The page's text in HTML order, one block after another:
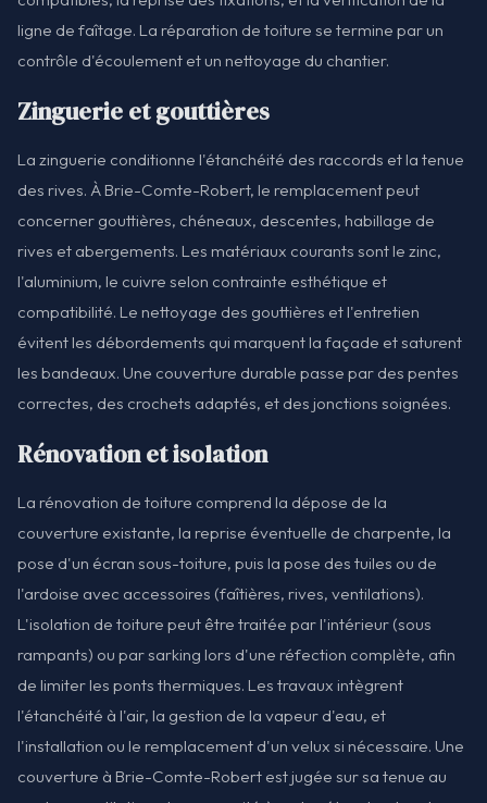
ligne de faîtage. La réparation de toiture se termine par un
contrôle d'écoulement et un nettoyage du chantier.
Zinguerie et gouttières
La zinguerie conditionne l'étanchéité des raccords et la tenue
des rives. À Brie-Comte-Robert, le remplacement peut
concerner gouttières, chéneaux, descentes, habillage de
rives et abergements. Les matériaux courants sont le zinc,
l'aluminium, le cuivre selon contrainte esthétique et
compatibilité. Le nettoyage des gouttières et l'entretien
évitent les débordements qui marquent la façade et saturent
les bandeaux. Une couverture durable passe par des pentes
correctes, des crochets adaptés, et des jonctions soignées.
Rénovation et isolation
La rénovation de toiture comprend la dépose de la
couverture existante, la reprise éventuelle de charpente, la
pose d'un écran sous-toiture, puis la pose des tuiles ou de
l'ardoise avec accessoires (faîtières, rives, ventilations).
L'isolation de toiture peut être traitée par l'intérieur (sous
rampants) ou par sarking lors d'une réfection complète, afin
de limiter les ponts thermiques. Les travaux intègrent
l'étanchéité à l'air, la gestion de la vapeur d'eau, et
l'installation ou le remplacement d'un velux si nécessaire. Une
couverture à Brie-Comte-Robert est jugée sur sa tenue au